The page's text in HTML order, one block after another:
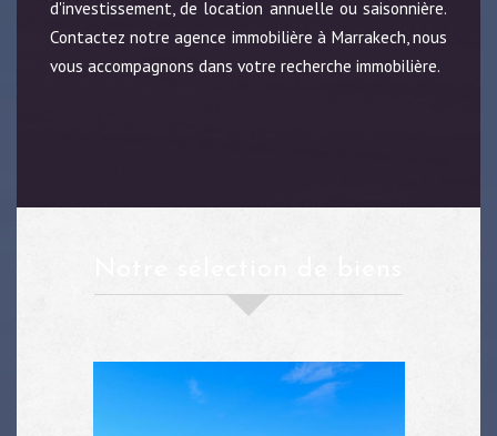
d'investissement, de location annuelle ou saisonnière.
Contactez notre agence immobilière à Marrakech, nous
vous accompagnons dans votre recherche immobilière.